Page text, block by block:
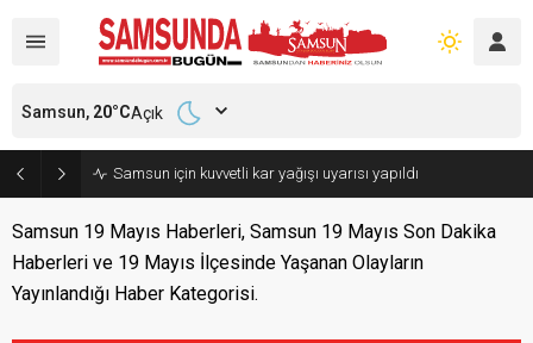
Samsun için kuvvetli kar yağışı uyarısı yapıldı
Samsun, 20°CAçık
Samsun 19 Mayıs Haberleri, Samsun 19 Mayıs Son Dakika
Haberleri ve 19 Mayıs İlçesinde Yaşanan Olayların
Yayınlandığı Haber Kategorisi.